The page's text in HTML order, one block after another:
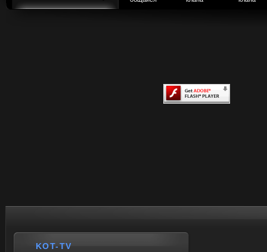
KOT-TV